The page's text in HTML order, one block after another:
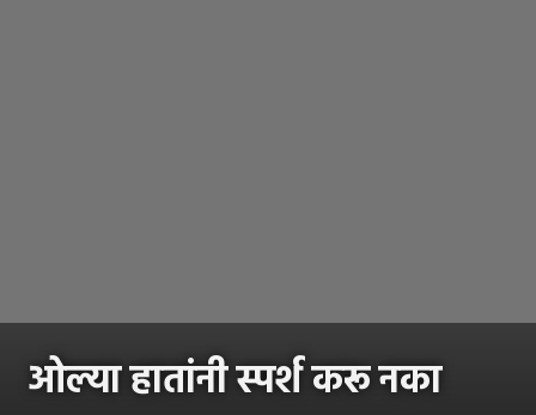
ओल्या हातांनी स्पर्श करू नका